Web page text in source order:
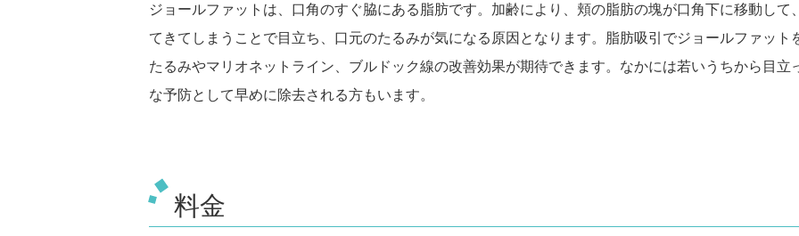
ジョールファットは、口角のすぐ脇にある脂肪です。加齢により、頬の脂肪の塊が口角下に移動して
てきてしまうことで目立ち、口元のたるみが気になる原因となります。脂肪吸引でジョールファット
たるみやマリオネットライン、ブルドック線の改善効果が期待できます。なかには若いうちから目立
な予防として早めに除去される方もいます。
料金